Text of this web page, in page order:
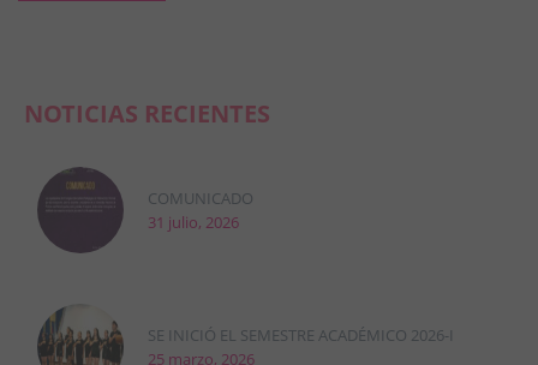
NOTICIAS RECIENTES
COMUNICADO
31 julio, 2026
SE INICIÓ EL SEMESTRE ACADÉMICO 2026-I
25 marzo, 2026